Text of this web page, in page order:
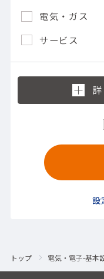
電気・ガス
サービス
設
トップ 電気・電子-基本